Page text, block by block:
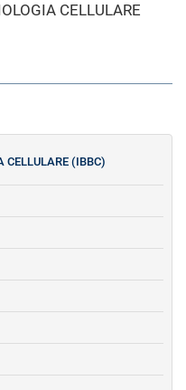
CELLULARE
CELLULARE (IBBC)